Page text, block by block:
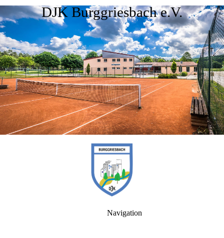
DJK Burggriesbach e.V.
Navigation